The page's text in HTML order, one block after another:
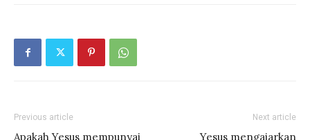
Previous article
Apakah Yesus mempunyai
Next article
Yesus mengajarkan